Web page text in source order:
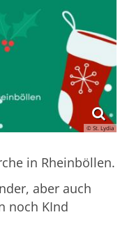
© St. Lydia
in Rheinböllen.
aber auch
noch KInd